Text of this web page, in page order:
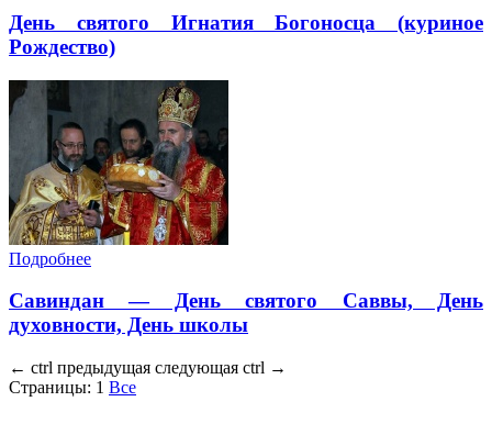
День святого Игнатия Богоносца (куриное
Рождество)
Подробнее
Савиндан — День святого Саввы, День
духовности, День школы
← ctrl предыдущая следующая ctrl →
Страницы: 1 Все